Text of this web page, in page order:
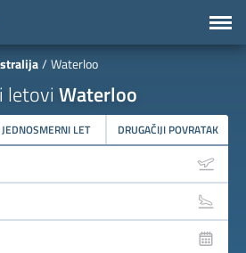
Waterloo
letovi Waterloo
JEDNOSMERNI LET DRUGAČIJI POVRATAK